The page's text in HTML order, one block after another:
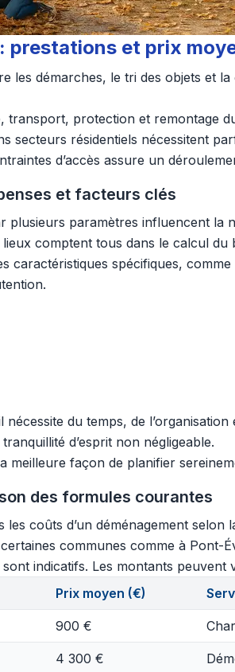
prestations et prix
les démarches, le tri des objets et
transport, protection et remontage
secteurs résidentiels nécessitent
d’accès assure un
et facteurs clés
plusieurs paramètres influencent
comptent tous dans le calcul du
spécifiques,
du temps, de
d’esprit non négligeable.
meilleure façon de planifier
des formules courantes
coûts d’un déménagement selon
communes comme à Pont-
indicatifs. Les montants
Prix moyen (€)
900 €
4 300 €